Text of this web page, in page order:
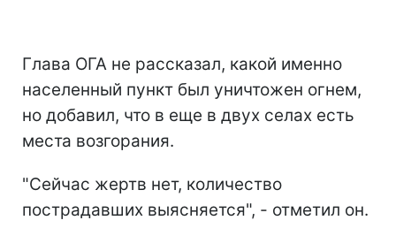
Глава ОГА не рассказал, какой именно
населенный пункт был уничтожен огнем,
но добавил, что в еще в двух селах есть
места возгорания.
"Сейчас жертв нет, количество
пострадавших выясняется", - отметил он.